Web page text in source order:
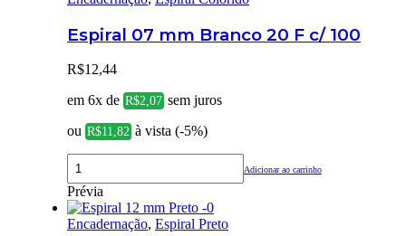
Espiral 07 mm Branco 20 F c/ 100
R$12,44
em 6x de R$2,07 sem juros
ou R$11,82 à vista (-5%)
Adicionar ao carrinho
Prévia
Encadernação, Espiral Preto